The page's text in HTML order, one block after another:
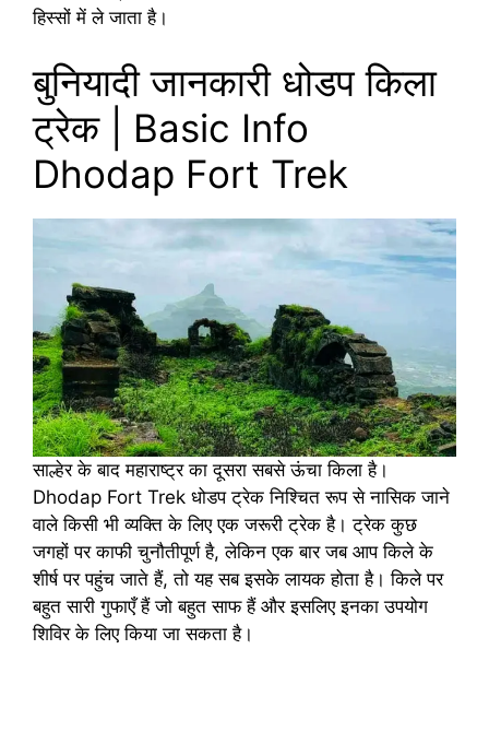
हिस्सों में ले जाता है।
बुनियादी जानकारी धोडप किला
ट्रेक | Basic Info
Dhodap Fort Trek
साल्हेर के बाद महाराष्ट्र का दूसरा सबसे ऊंचा किला है।
Dhodap Fort Trek धोडप ट्रेक निश्चित रूप से नासिक जाने
वाले किसी भी व्यक्ति के लिए एक जरूरी ट्रेक है। ट्रेक कुछ
जगहों पर काफी चुनौतीपूर्ण है, लेकिन एक बार जब आप किले के
शीर्ष पर पहुंच जाते हैं, तो यह सब इसके लायक होता है। किले पर
बहुत सारी गुफाएँ हैं जो बहुत साफ हैं और इसलिए इनका उपयोग
शिविर के लिए किया जा सकता है।